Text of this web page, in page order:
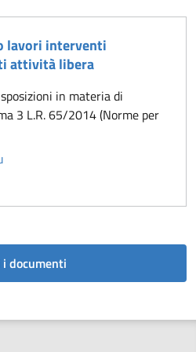
lavori interventi
attività libera
in materia di
3 L.R. 65/2014 (Norme per
documenti